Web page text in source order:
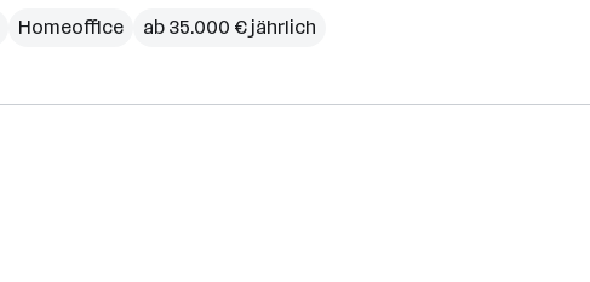
Homeoffice ab 35.000 € jährlich